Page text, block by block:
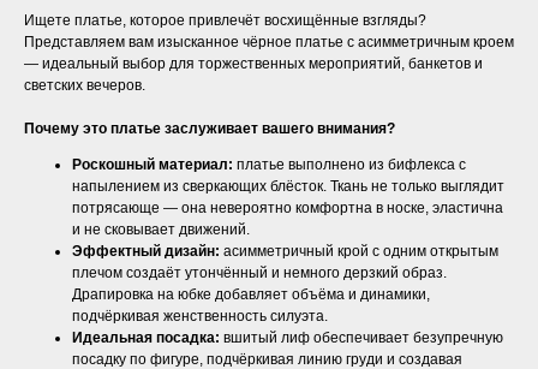
Ищете платье, которое привлечёт восхищённые взгляды?
Представляем вам изысканное чёрное платье с асимметричным кроем
— идеальный выбор для торжественных мероприятий, банкетов и
светских вечеров.
Почему это платье заслуживает вашего внимания?
Роскошный материал: платье выполнено из бифлекса с
напылением из сверкающих блёсток. Ткань не только выглядит
потрясающе — она невероятно комфортна в носке, эластична
и не сковывает движений.
Эффектный дизайн: асимметричный крой с одним открытым
плечом создаёт утончённый и немного дерзкий образ.
Драпировка на юбке добавляет объёма и динамики,
подчёркивая женственность силуэта.
Идеальная посадка: вшитый лиф обеспечивает безупречную
посадку по фигуре, подчёркивая линию груди и создавая